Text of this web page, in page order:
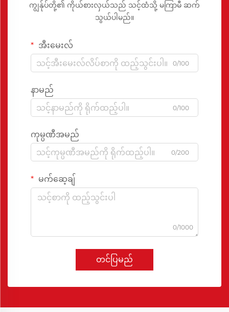
ကျွန်ုပ်တို့၏ ကိုယ်စားလှယ်သည် သင့်ထံသို့ မကြာမီ ဆက်
သွယ်ပါမည်။
အီးမေးလ်
0/100
နာမည်
0/100
ကုမ္ပဏီအမည်
0/200
မက်ဆေ့ချ်
0/1000
တင်ပြမည်